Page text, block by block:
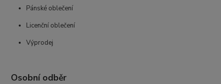
Pánské oblečení
Licenční oblečení
Výprodej
Osobní odběr